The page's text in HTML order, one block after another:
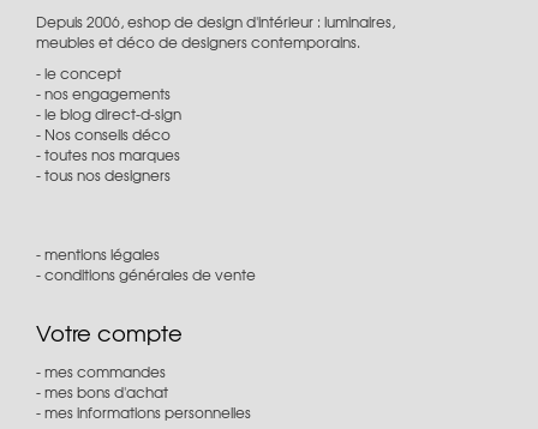
Depuis 2006, eshop de design d'intérieur : luminaires,
meubles et déco de designers contemporains.
le concept
nos engagements
le blog direct-d-sign
Nos conseils déco
toutes nos marques
tous nos designers
mentions légales
conditions générales de vente
Votre compte
mes commandes
mes bons d'achat
mes informations personnelles